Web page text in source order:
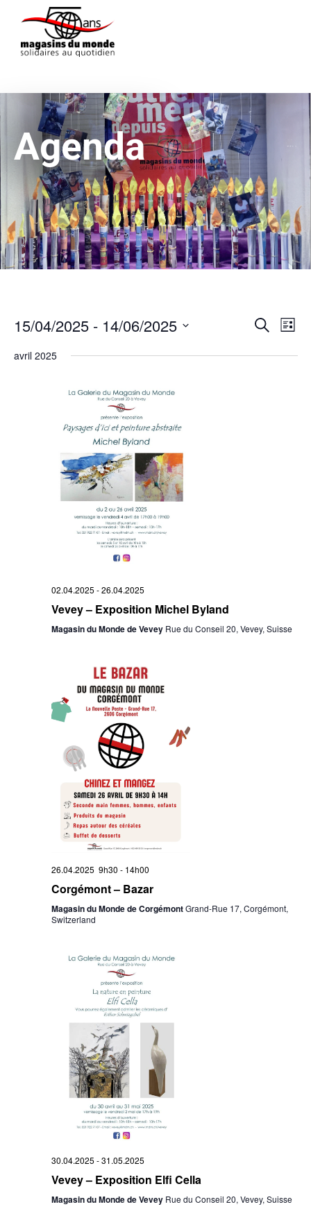
Agenda
et
Recherche
de
Liste
15/04/2025 - 14/06/2025
une
date.
avril 2025
02.04.2025 -26.04.2025
Vevey – Exposition Michel Byland
Magasin du Monde de Vevey Rue du Conseil 20, Vevey, Suisse
26.04.2025 9h30 - 14h00
Corgémont – Bazar
Magasin du Monde de CorgémontGrand-Rue 17, Corgémont,
Switzerland
30.04.2025 -31.05.2025
Vevey – Exposition Elfi Cella
Magasin du Monde de Vevey Rue du Conseil 20, Vevey, Suisse